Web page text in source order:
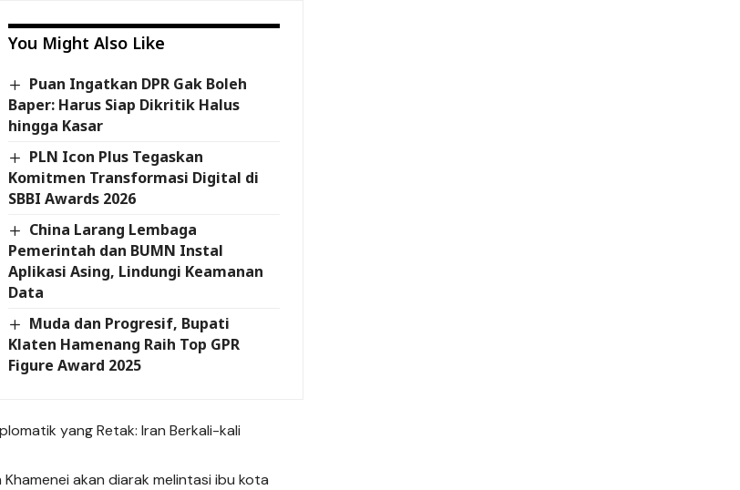
You Might Also Like
Puan Ingatkan DPR Gak Boleh
Baper: Harus Siap Dikritik Halus
hingga Kasar
PLN Icon Plus Tegaskan
Komitmen Transformasi Digital di
SBBI Awards 2026
China Larang Lembaga
Pemerintah dan BUMN Instal
Aplikasi Asing, Lindungi Keamanan
Data
Muda dan Progresif, Bupati
Klaten Hamenang Raih Top GPR
Figure Award 2025
yang Retak: Iran Berkali-kali
akan diarak melintasi ibu kota